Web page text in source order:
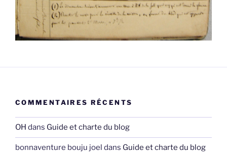
COMMENTAIRES RÉCENTS
OH dans Guide et charte du blog
bonnaventure bouju joel dans Guide et charte du blog